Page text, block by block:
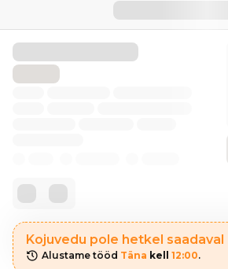
Kojuvedu pole hetkel saadaval
Alustame tööd Täna kell 12:00.